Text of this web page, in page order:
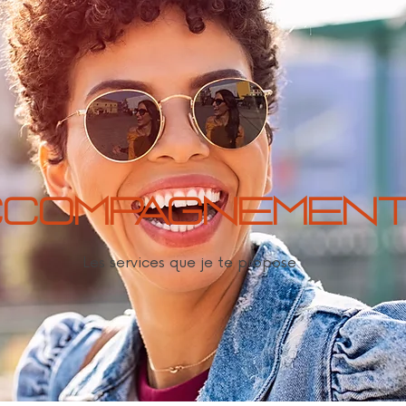
Les services que je te propose